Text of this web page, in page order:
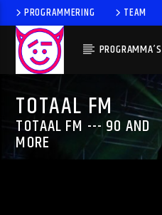
PROGRAMMERING TEAM
PROGRAMMA’S
TOTAAL FM
TOTAAL FM --- 90 AND
MORE